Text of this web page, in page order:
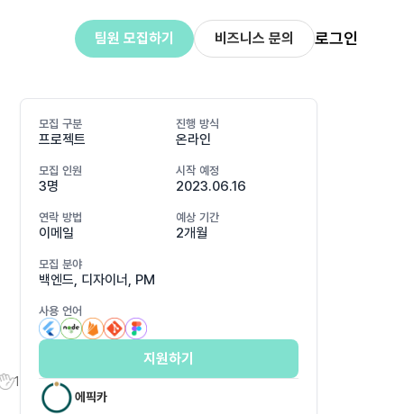
팀원 모집하기 비즈니스 문의 로그인
1
모집 구분
프로젝트
진행 방식
온라인
모집 인원
3명
시작 예정
2023.06.16
연락 방법
이메일
예상 기간
2개월
모집 분야
백엔드, 디자이너, PM
사용 언어
지원하기
에픽카